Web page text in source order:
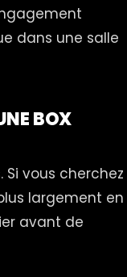
dans une salle
BOX
Si vous cherchez
largement en
avant de